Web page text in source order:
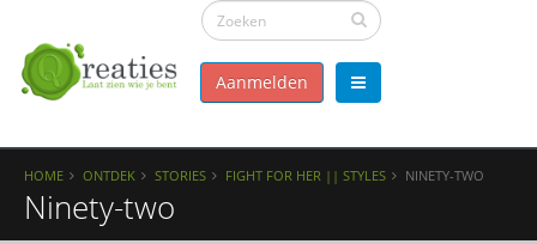
Aanmelden
HOME ONTDEK STORIES FIGHT FOR HER || STYLES NINETY-TWO
Ninety-two